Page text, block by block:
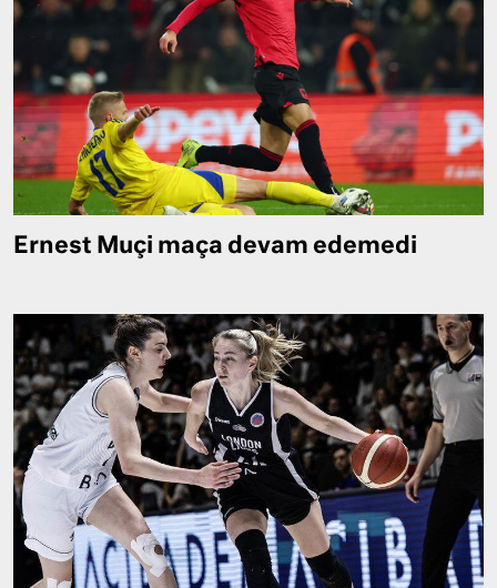
Ernest Muçi maça devam edemedi